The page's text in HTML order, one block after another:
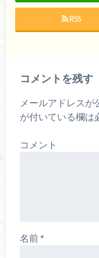
RSS
コメントを残す
メールアドレスが
が付いている欄は
コメント
名前*